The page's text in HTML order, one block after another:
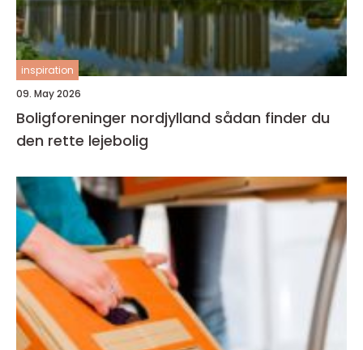
inspiration
09. May 2026
Boligforeninger nordjylland sådan finder du
den rette lejebolig